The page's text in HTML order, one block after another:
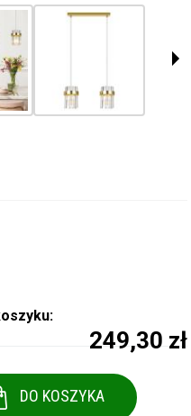
249,30 zł
DO KOSZYKA